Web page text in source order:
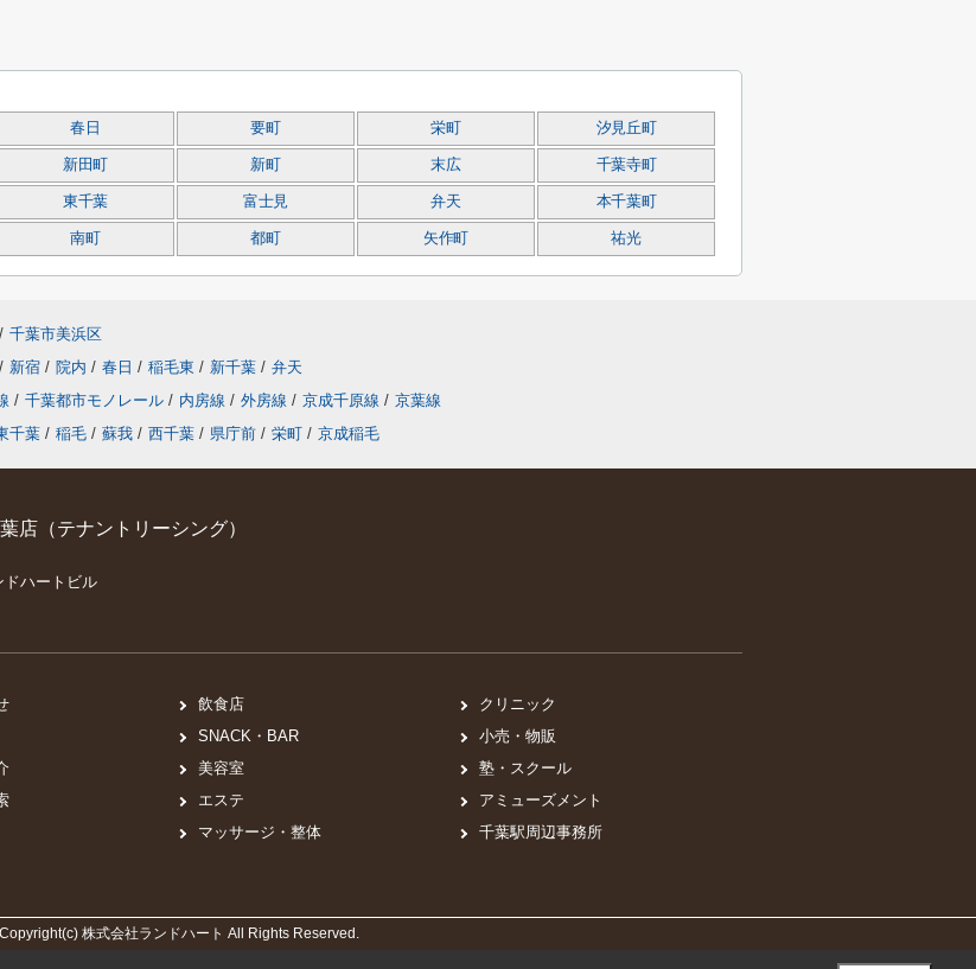
春日 要町 栄町 汐見丘町
新田町 新町 末広 千葉寺町
東千葉 富士見 弁天 本千葉町
南町 都町 矢作町 祐光
/ 千葉市美浜区
/ 新宿 / 院内 / 春日 / 稲毛東 / 新千葉 / 弁天
/ 千葉都市モノレール / 内房線 / 外房線 / 京成千原線 / 京葉線
千葉 / 稲毛 / 蘇我 / 西千葉 / 県庁前 / 栄町 / 京成稲毛
店（テナントリーシング）
ハートビル
飲食店
SNACK・BAR
美容室
エステ
マッサージ・整体
クリニック
小売・物販
塾・スクール
アミューズメント
千葉駅周辺事務所
Copyright(c) 株式会社ランドハート All Rights Reserved.